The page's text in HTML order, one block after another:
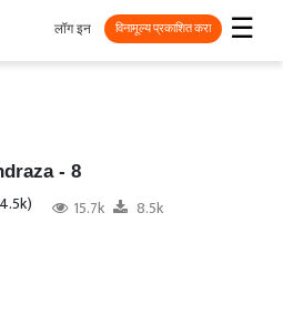
☰
लॉग इन विनामूल्य प्रकाशित करा
- 8
15.7k 8.5k